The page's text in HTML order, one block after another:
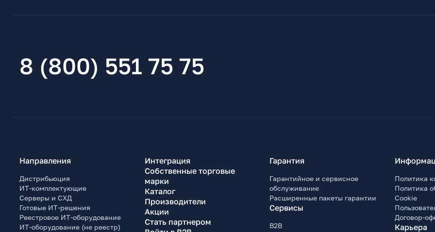
8 (800) 551 75 75
Направления
Дистрибьюция
ИТ-комплектующие
Серверы и СХД
Готовые ИТ-решения
Реестровое ИТ-оборудование
ИТ-оборудование (не реестр)
Интеграция
Собственные торговые
марки
Каталог
Производители
Акции
Стать партнером
Гарантия
Гарантийное и сервисное
обслуживание
Расширенные пакеты гарантии
Сервисы
B2B
Политика
Политика
Cookie
Договор-
Карьера